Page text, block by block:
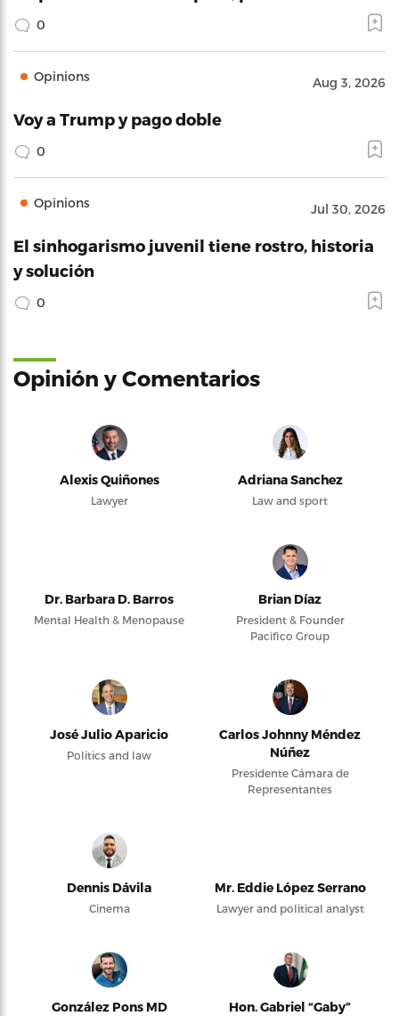
0
Opinions Aug 3, 2026
Voy a Trump y pago doble
0
Opinions Jul 30, 2026
El sinhogarismo juvenil tiene rostro, historia
y solución
0
Opinión y Comentarios
Alexis Quiñones
Lawyer
Adriana Sanchez
Law and sport
Dr. Barbara D. Barros
Mental Health & Menopause
Brian Díaz
President & Founder
Pacifico Group
José Julio Aparicio
Politics and law
Carlos Johnny Méndez
Núñez
Presidente Cámara de
Representantes
Dennis Dávila
Cinema
Mr. Eddie López Serrano
Lawyer and political analyst
González Pons MD
Hon. Gabriel “Gaby”